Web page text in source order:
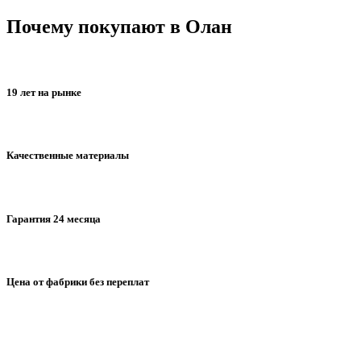
Почему покупают в Олан
19 лет на рынке
Качественные материалы
Гарантия 24 месяца
Цена от фабрики без переплат